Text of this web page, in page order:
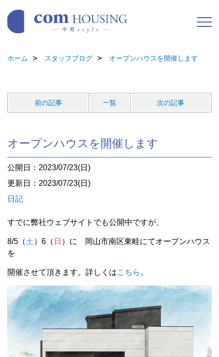
ホーム スタッフブログ オープンハウスを開催します
前の記事 一覧 次の記事
オープンハウスを開催します
公開日：2023/07/23(日)
更新日：2023/07/23(日)
日記
すでに弊社ウェブサイトでも公開中ですが、
8/5（土 ）6（ 日 ）に 岡山市南区東畦にてオープンハウス
を
開催させて頂きます。詳しくはこちら 。